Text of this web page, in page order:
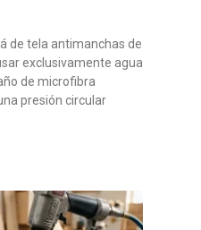
de tela antimanchas de
exclusivamente agua
de microfibra
presión circular